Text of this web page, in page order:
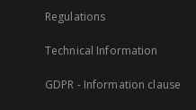
Regulations
Technical Information
GDPR - Information clause